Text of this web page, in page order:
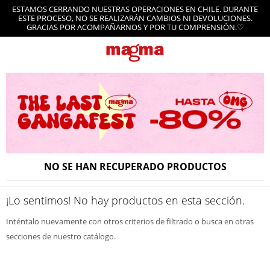
ESTAMOS CERRANDO NUESTRAS OPERACIONES EN CHILE. DURANTE
ESTE PROCESO, NO SE REALIZARÁN CAMBIOS NI DEVOLUCIONES.
GRACIAS POR ACOMPAÑARNOS Y POR TU COMPRENSIÓN.♡
NO SE HAN RECUPERADO PRODUCTOS
¡Lo sentimos! No hay productos en esta sección.
Inténtalo nuevamente con otros criterios de filtrado o busca en otras
secciones de nuestro catálogo.